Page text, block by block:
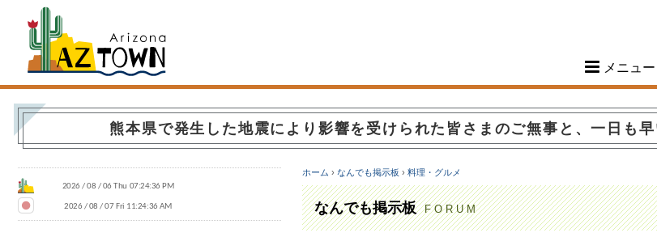
メニュー
熊本県で発生した地震により影響を受けられた皆さまのご無事と、一日も
ホーム › なんでも掲示板 › 料理・グルメ
なんでも掲示板 FORUM